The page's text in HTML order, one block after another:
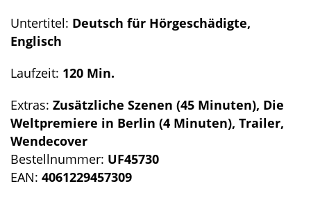
Untertitel: Deutsch für Hörgeschädigte,
Englisch
Laufzeit: 120 Min.
Extras: Zusätzliche Szenen (45 Minuten), Die
Weltpremiere in Berlin (4 Minuten), Trailer,
Wendecover
Bestellnummer: UF45730
EAN: 4061229457309